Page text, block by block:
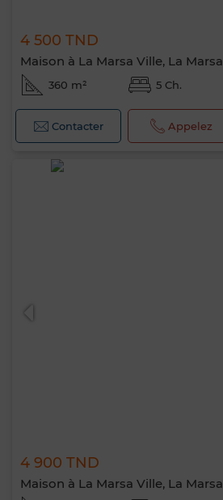
4 500 TND
Maison à La Marsa Ville, La Marsa
360 m² 5 Ch.
Contacter Appelez
4 900 TND
Maison à La Marsa Ville, La Marsa